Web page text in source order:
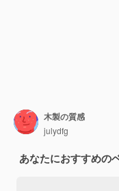
木製の質感
julydfg
あなたにおすすめの